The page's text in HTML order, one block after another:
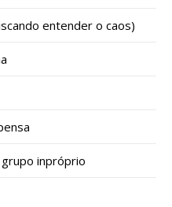
entender o caos)
inpróprio